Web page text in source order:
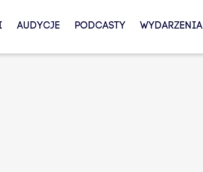
AUDYCJE PODCASTY WYDARZENIA